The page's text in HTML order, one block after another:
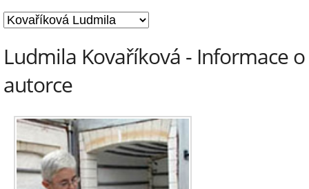
Ludmila Kovaříková - Informace o
autorce